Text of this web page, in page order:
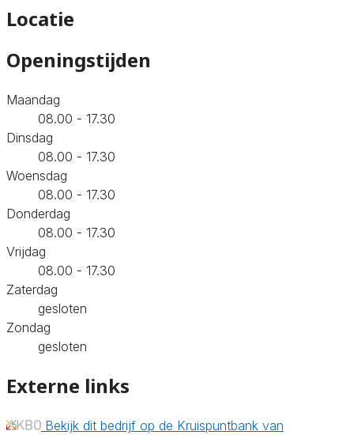
Locatie
Openingstijden
Maandag
08.00 - 17.30
Dinsdag
08.00 - 17.30
Woensdag
08.00 - 17.30
Donderdag
08.00 - 17.30
Vrijdag
08.00 - 17.30
Zaterdag
gesloten
Zondag
gesloten
Externe links
Bekijk dit bedrijf op de Kruispuntbank van